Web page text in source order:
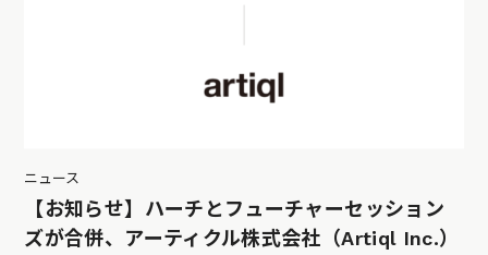
ニュース
【お知らせ】ハーチとフューチャーセッション
ズが合併、アーティクル株式会社（Artiql Inc.）